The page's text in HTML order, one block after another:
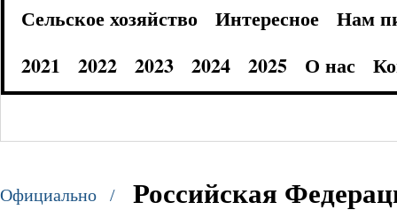
Сельское хозяйство
Интересное
Нам
2021
2022 2023 2024 2025 О нас
Официально /
Российская